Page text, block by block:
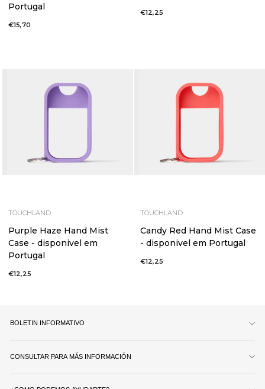
Portugal
€15,70
€12,25
TOUCHLAND
Purple Haze Hand Mist
Case - disponivel em
Portugal
€12,25
TOUCHLAND
Candy Red Hand Mist Case
- disponivel em Portugal
€12,25
BOLETIN INFORMATIVO
CONSULTAR PARA MÁS INFORMACIÓN